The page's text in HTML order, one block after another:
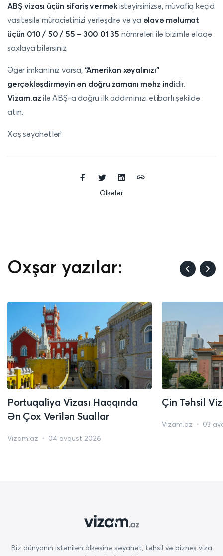
ABŞ vizası üçün sifariş vermək istəyirsinizsə, müvafiq keçid
vasitəsilə müraciətinizi yerləşdirə və ya əlavə məlumat
üçün 010 / 50 / 55 – 300 01 35 nömrələri ilə bizimlə əlaqə
saxlaya bilərsiniz.
Əgər imkanınız varsa, “Amerikan xəyalınızı”
gerçəkləşdirməyin ən doğru zamanı məhz indidir.
Vizam.az ilə ABŞ-a doğru ilk addımınızı etibarlı şəkildə
atın.
Xoş səyahətlər!
Ölkələr
Oxşar yazılar:
Portuqaliya Vizası Haqqında
Ən Çox Verilən Suallar
Vizam.az 04 avqust 2026
Çin Təhsil
Vizam.az 03
Biz dünyanın istənilən ölkəsinə səyahət, təhsil və biznes viza